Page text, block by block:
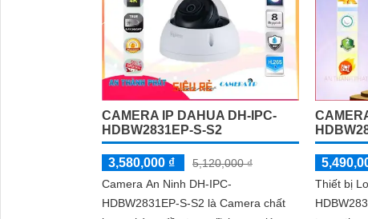
CAMERA IP DAHUA DH-IPC-
HDBW2831EP-S-S2
3,580,000 ₫
5,120,000 ₫
Camera An Ninh DH-IPC-
HDBW2831EP-S-S2 là Camera chất
Thiết bị